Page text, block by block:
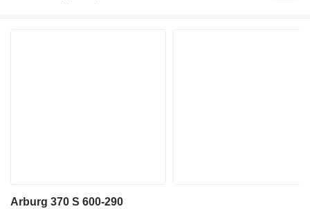
Arburg 370 S 600-290